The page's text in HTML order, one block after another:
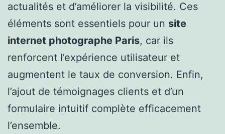
actualités et d’améliorer la visibilité. Ces
éléments sont essentiels pour un site
internet photographe Paris, car ils
renforcent l’expérience utilisateur et
augmentent le taux de conversion. Enfin,
l’ajout de témoignages clients et d’un
formulaire intuitif complète efficacement
l’ensemble.